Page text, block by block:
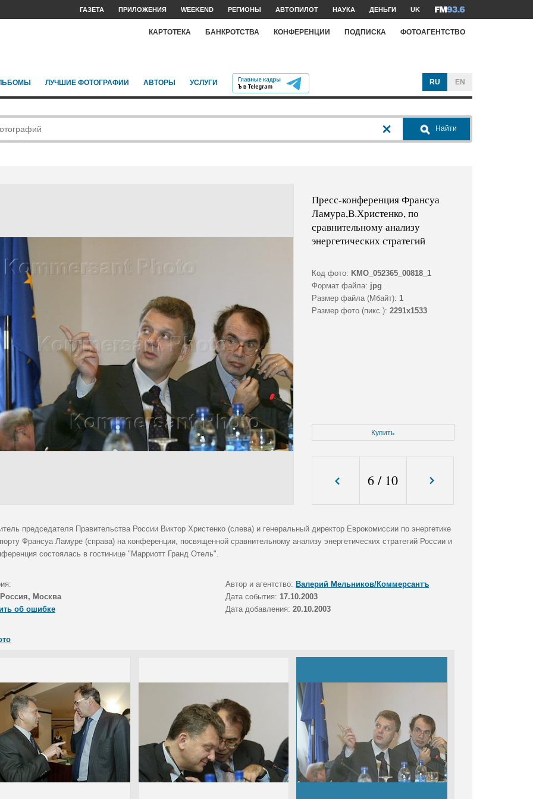
ГАЗЕТА ПРИЛОЖЕНИЯ WEEKEND РЕГИОНЫ АВТОПИЛОТ НАУКА ДЕНЬГИ UK
КАРТОТЕКА БАНКРОТСТВА КОНФЕРЕНЦИИ ПОДПИСКА ФОТОАГЕНТСТВО
ЛУЧШИЕ ФОТОГРАФИИ АВТОРЫ УСЛУГИ RU EN
Найти
Пресс-конференция Франсуа
Ламура,В.Христенко, по
сравнительному анализу
энергетических стратегий
Код фото: KMO_052365_00818_1
Формат файла: jpg
Размер файла (Мбайт): 1
Размер фото (пикс.): 2291x1533
Купить
6 / 10
председателя Правительства России Виктор Христенко (слева) и генеральный директор Еврокомиссии по энергетике
Франсуа Ламуре (справа) на конференции, посвященной сравнительному анализу энергетических стратегий России и
состоялась в гостинице "Марриотт Гранд Отель".
Автор и агентство: Валерий Мельников/Коммерсантъ
Россия, Москва Дата события: 17.10.2003
об ошибке
Дата добавления: 20.10.2003